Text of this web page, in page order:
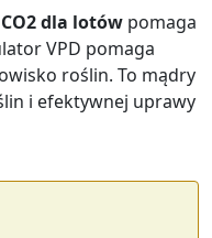
dla lotów pomaga
VPD pomaga
roślin. To mądry
i efektywnej uprawy